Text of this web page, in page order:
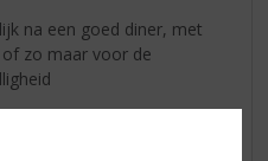
na een goed diner, met
of zo maar voor de